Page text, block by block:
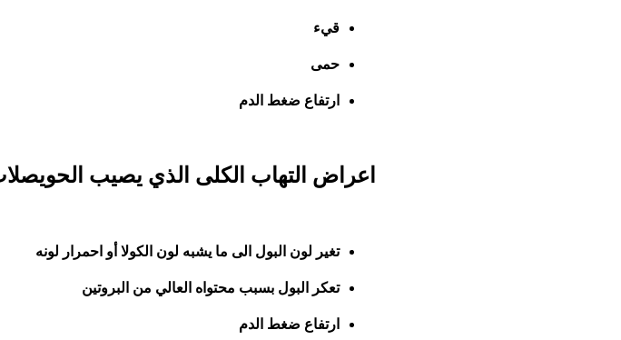
قيء
حمى
ارتفاع ضغط الدم
اعراض التهاب الكلى الذي يصيب
تغير لون البول الى ما يشبه لون الكولا أو احمرار لونه
تعكر البول بسبب محتواه العالي من البروتين
ارتفاع ضغط الدم